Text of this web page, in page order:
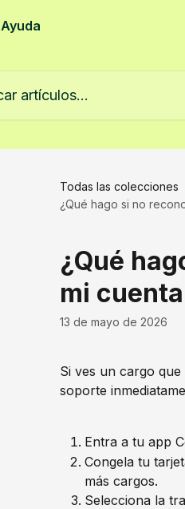
Todas las colecciones
¿Qué hago si no
¿Qué
mi
13 de mayo de 2026
Si ves un cargo
soporte
Entra a tu app
Congela tu
más cargos.
Selecciona la